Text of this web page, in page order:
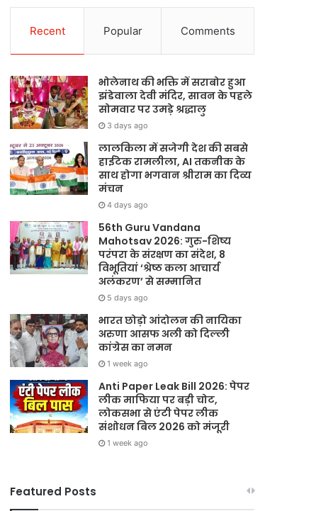
Recent Popular Comments
भोलेनाथ की भक्ति में सराबोर हुआ
झंडेवाला देवी मंदिर, सावन के पहले
सोमवार पर उमड़े श्रद्धालु
3 days ago
लालकिला में सजेगी देश की सबसे
हाईटेक रामलीला, AI तकनीक के
साथ होगा भगवान श्रीराम का दिव्य
मंचन
4 days ago
56th Guru Vandana
Mahotsav 2026: गुरु-शिष्य
परंपरा के संरक्षण का संदेश, 8
विभूतियां ‘श्रेष्ठ कला आचार्य
अलंकरण’ से सम्मानित
5 days ago
भारत छोड़ो आंदोलन की नायिका
अरुणा आसफ अली को दिल्ली
कांग्रेस का नमन
1 week ago
Anti Paper Leak Bill 2026: पेपर
लीक माफिया पर बड़ी चोट,
लोकसभा से एंटी पेपर लीक
संशोधन बिल 2026 को मंजूरी
1 week ago
Featured Posts